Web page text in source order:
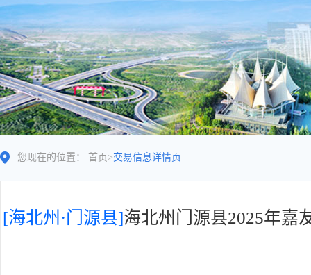
您现在的位置： 首页 >交易信息详情页
[海北州·门源县]海北州门源县2025年嘉